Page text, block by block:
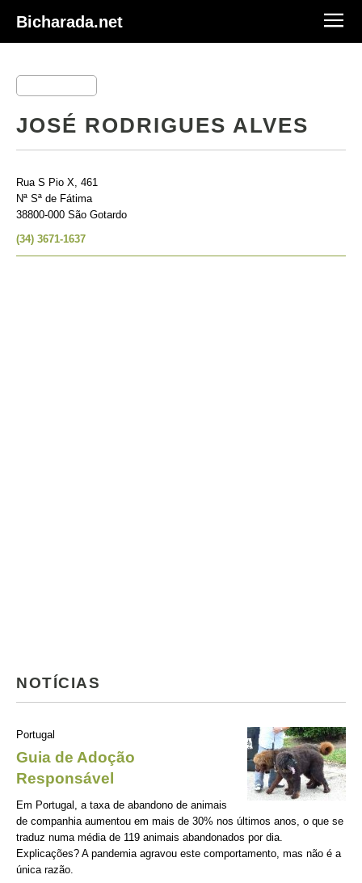
Bicharada.net
JOSÉ RODRIGUES ALVES
Rua S Pio X, 461
Nª Sª de Fátima
38800-000 São Gotardo
(34) 3671-1637
NOTÍCIAS
Portugal
Guia de Adoção
Responsável
Em Portugal, a taxa de abandono de animais
de companhia aumentou em mais de 30% nos últimos anos, o que se
traduz numa média de 119 animais abandonados por dia.
Explicações? A pandemia agravou este comportamento, mas não é a
única razão.